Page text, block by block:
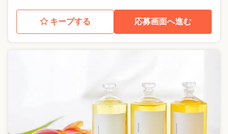
キープする 応募画面へ進む